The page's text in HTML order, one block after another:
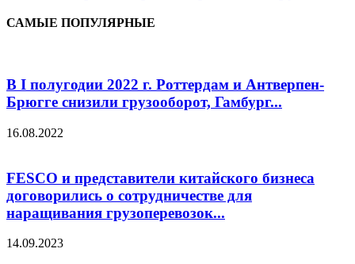
САМЫЕ ПОПУЛЯРНЫЕ
В I полугодии 2022 г. Роттердам и Антверпен-
Брюгге снизили грузооборот, Гамбург...
16.08.2022
FESCO и представители китайского бизнеса
договорились о сотрудничестве для
наращивания грузоперевозок...
14.09.2023